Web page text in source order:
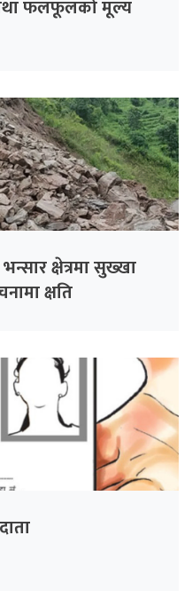
फलफूलको मूल्य
क्षेत्रमा सुख्खा
क्षति